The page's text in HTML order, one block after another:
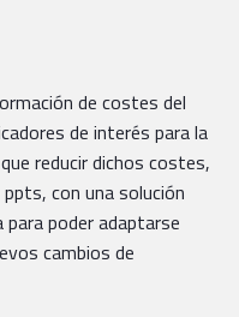
de costes del
de interés para la
reducir dichos costes,
con una solución
poder adaptarse
cambios de